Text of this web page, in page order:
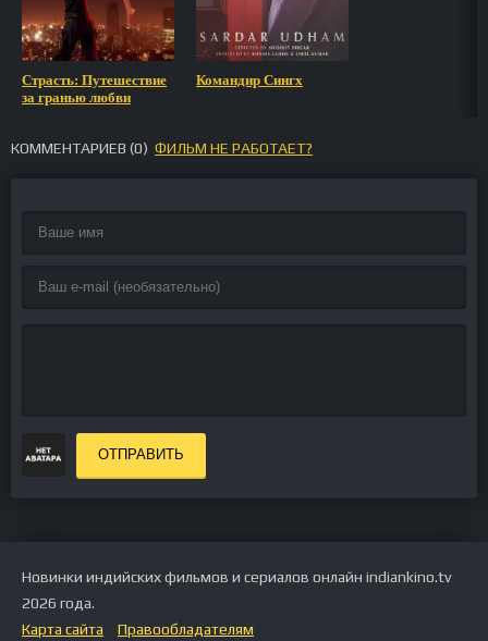
Страсть: Путешествие
за гранью любви
Командир Сингх
КОММЕНТАРИЕВ (0) ФИЛЬМ НЕ РАБОТАЕТ?
ОТПРАВИТЬ
Новинки индийских фильмов и сериалов онлайн indiankino.tv
2026 года.
Карта сайта
Правообладателям